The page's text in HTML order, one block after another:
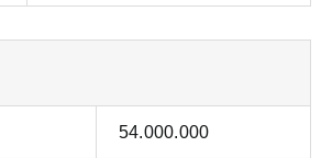
54.000.000